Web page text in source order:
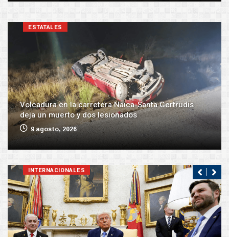
ESTATALES
Volcadura en la carretera Naica-Santa Gertrudis
deja un muerto y dos lesionados
9 agosto, 2026
INTERNACIONALES